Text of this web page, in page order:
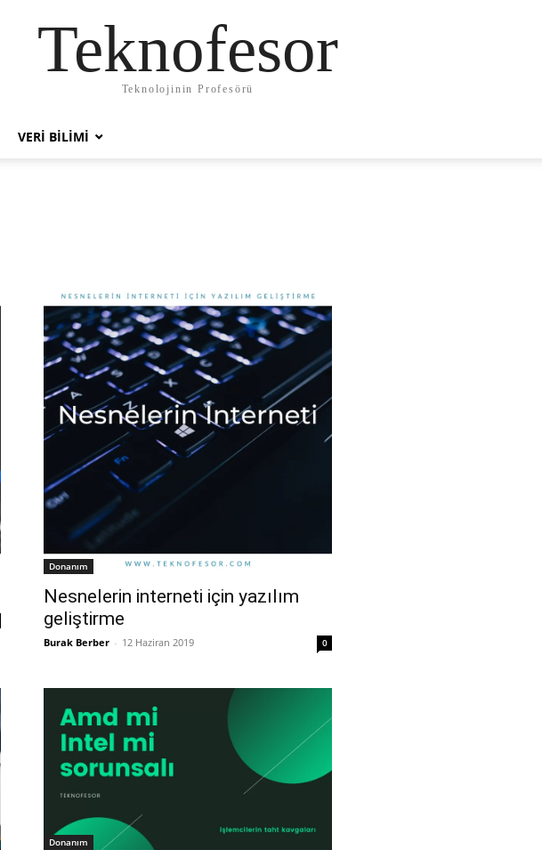
Teknofesor
Teknolojinin Profesörü
VERI BILIMI
Donanım
Nesnelerin interneti için yazılım
geliştirme
Burak Berber - 12 Haziran 2019 0
Donanım